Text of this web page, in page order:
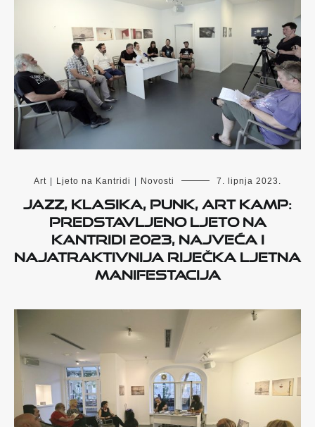
Art Ljeto na Kantridi Novosti 7. lipnja 2023.
Jazz, klasika, punk, Art Kamp:
Predstavljeno Ljeto na
Kantridi 2023, najveća i
najatraktivnija riječka ljetna
manifestacija